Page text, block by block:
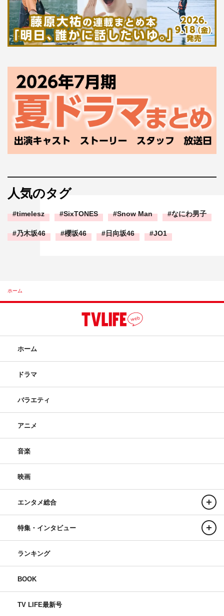
人気のタグ
timelesz SixTONES Snow Man なにわ男子
乃木坂46 櫻坂46 日向坂46 JO1
ホーム
ホーム
ドラマ
バラエティ
アニメ
音楽
映画
エンタメ総合
特集・インタビュー
ランキング
BOOK
TV LIFE最新号